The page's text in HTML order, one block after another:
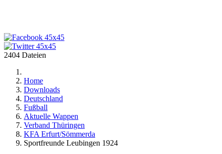
2404 Dateien
Home
Downloads
Deutschland
Fußball
Aktuelle Wappen
Verband Thüringen
KFA Erfurt/Sömmerda
Sportfreunde Leubingen 1924